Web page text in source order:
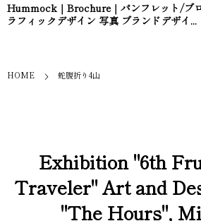
Hummock｜Brochure｜パンフレット/ブ
ラフィックデザイン 写真 ブランドデザイ...
HOME 蛇腹折り4山
Exhibition "6th
Traveler" Art and
"The Hours",